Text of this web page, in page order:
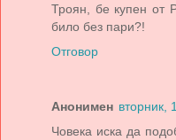
Троян, бе купен от
било без пари?!
Отговор
Анонимен вторник,
Човека иска да